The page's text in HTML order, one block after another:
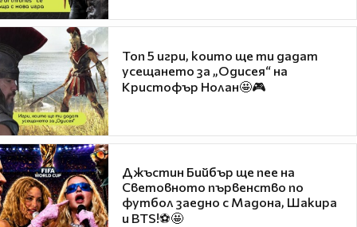
Топ 5 игри, които ще ти дадат
усещането за „Одисея“ на
Кристофър Нолан🤩🎮
Джъстин Бийбър ще пее на
Световното първенство по
футбол заедно с Мадона, Шакира
и BTS!⚽🤩